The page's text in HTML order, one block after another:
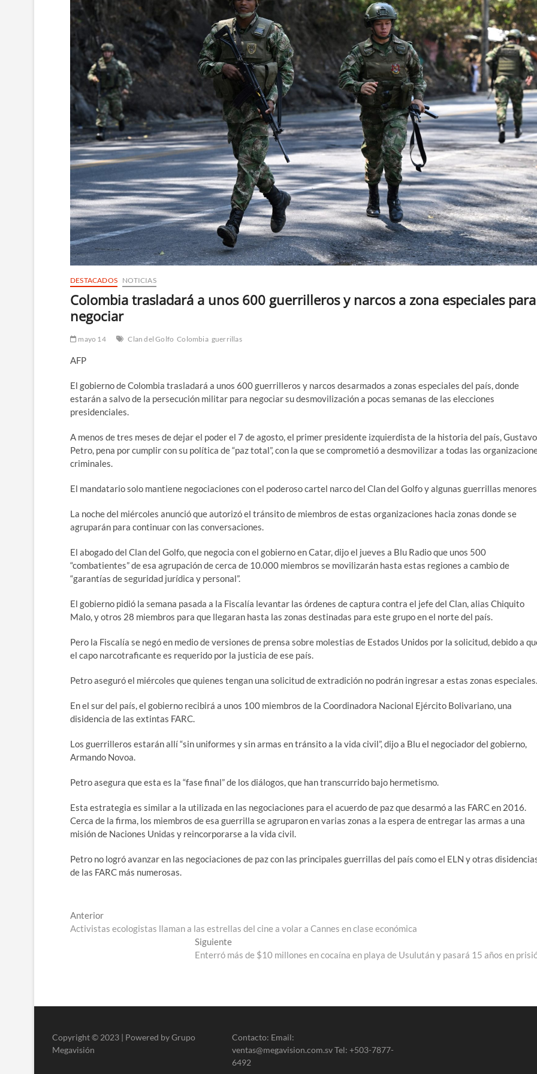
DESTACADOS NOTICIAS
Colombia trasladará a unos 600 guerrilleros y narcos a zona especiales para
negociar
mayo 14 Clan del Golfo Colombia guerrillas
AFP
El gobierno de Colombia trasladará a unos 600 guerrilleros y narcos desarmados a zonas especiales del país, donde
estarán a salvo de la persecución militar para negociar su desmovilización a pocas semanas de las elecciones
presidenciales.
A menos de tres meses de dejar el poder el 7 de agosto, el primer presidente izquierdista de la historia del país, Gustavo
Petro, pena por cumplir con su política de “paz total”, con la que se comprometió a desmovilizar a todas las
criminales.
El mandatario solo mantiene negociaciones con el poderoso cartel narco del Clan del Golfo y algunas guerrillas
La noche del miércoles anunció que autorizó el tránsito de miembros de estas organizaciones hacia zonas donde se
agruparán para continuar con las conversaciones.
El abogado del Clan del Golfo, que negocia con el gobierno en Catar, dijo el jueves a Blu Radio que unos 500
“combatientes” de esa agrupación de cerca de 10.000 miembros se movilizarán hasta estas regiones a cambio de
“garantías de seguridad jurídica y personal”.
El gobierno pidió la semana pasada a la Fiscalía levantar las órdenes de captura contra el jefe del Clan, alias Chiquito
Malo, y otros 28 miembros para que llegaran hasta las zonas destinadas para este grupo en el norte del país.
Pero la Fiscalía se negó en medio de versiones de prensa sobre molestias de Estados Unidos por la solicitud, debido a
el capo narcotraficante es requerido por la justicia de ese país.
Petro aseguró el miércoles que quienes tengan una solicitud de extradición no podrán ingresar a estas zonas especiales.
En el sur del país, el gobierno recibirá a unos 100 miembros de la Coordinadora Nacional Ejército Bolivariano, una
disidencia de las extintas FARC.
Los guerrilleros estarán allí “sin uniformes y sin armas en tránsito a la vida civil”, dijo a Blu el negociador del gobierno,
Armando Novoa.
Petro asegura que esta es la “fase final” de los diálogos, que han transcurrido bajo hermetismo.
Esta estrategia es similar a la utilizada en las negociaciones para el acuerdo de paz que desarmó a las FARC en 2016.
Cerca de la firma, los miembros de esa guerrilla se agruparon en varias zonas a la espera de entregar las armas a una
misión de Naciones Unidas y reincorporarse a la vida civil.
Petro no logró avanzar en las negociaciones de paz con las principales guerrillas del país como el ELN y otras
de las FARC más numerosas.
Navegación
de
AnteriorEntrada
anterior:
Activistas ecologistas llaman a las estrellas del cine a volar a Cannes en clase económica
SiguienteEntrada
siguiente:
Enterró más de $10 millones en cocaína en playa de Usulután y pasará 15 años en
Copyright © 2023 | Powered by Grupo
Megavisión
Contacto: Email:
ventas@megavision.com.sv Tel: +503-7877-
6492